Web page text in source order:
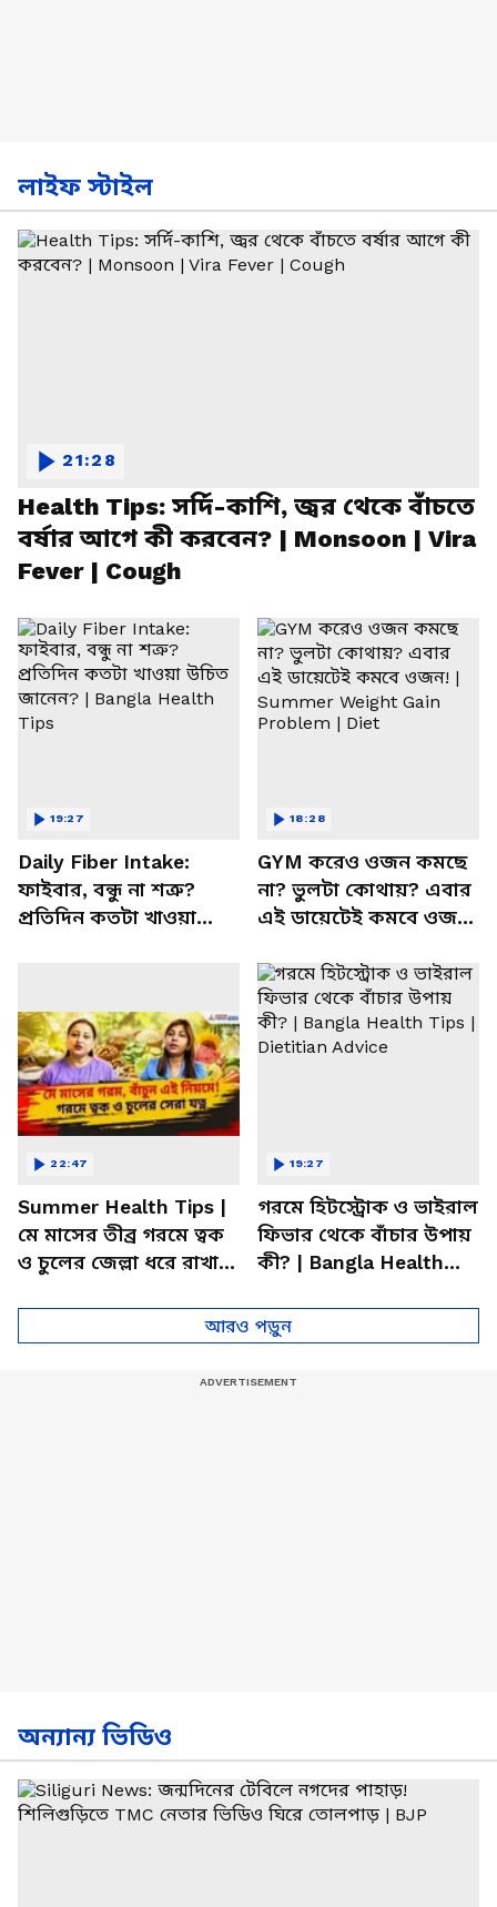
লাইফ স্টাইল
Health Tips: সর্দি-কাশি, জ্বর থেকে বাঁচতে
বর্ষার আগে কী করবেন? | Monsoon | Vira
Fever | Cough
21:28
Daily Fiber Intake:
ফাইবার, বন্ধু না শত্রু?
প্রতিদিন কতটা খাওয়া
19:27
GYM করেও ওজন কমছে
না? ভুলটা কোথায়? এবার
এই ডায়েটেই কমবে ওজন!
Problem | Diet
18:28
Summer Health Tips |
মে মাসের তীব্র গরমে ত্বক
ও চুলের জেল্লা ধরে রাখার
22:47
গরমে হিটস্ট্রোক ও ভাইরাল
ফিভার থেকে বাঁচার উপায়
কী? | Bangla Health
19:27
আরও পড়ুন
অন্যান্য ভিডিও